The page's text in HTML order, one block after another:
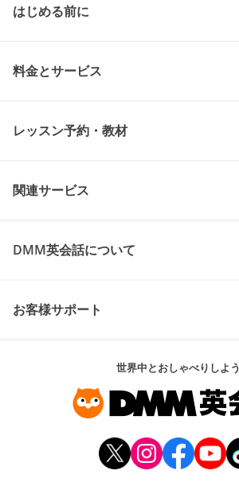
はじめる前に
料金とサービス
レッスン予約・教材
関連サービス
DMM英会話について
お客様サポート
世界中とおしゃべりしよう